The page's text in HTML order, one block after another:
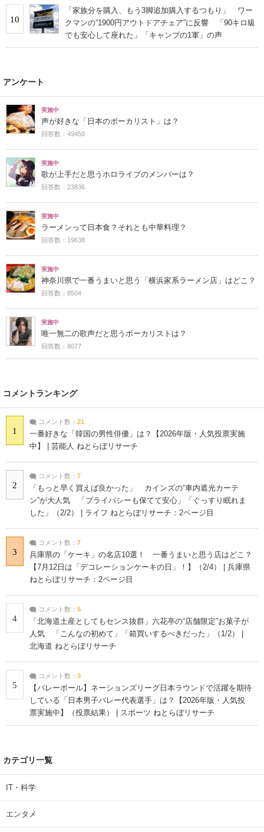
10
「家族分を購入、もう3脚追加購入するつもり」 ワー
クマンの“1900円アウトドアチェア”に反響 「90キロ級
でも安心して座れた」「キャンプの1軍」の声
アンケート
実施中
声が好きな「日本のボーカリスト」は？
回答数：49450
実施中
歌が上手だと思うホロライブのメンバーは？
回答数：23836
実施中
ラーメンって日本食？それとも中華料理？
回答数：19638
実施中
神奈川県で一番うまいと思う「横浜家系ラーメン店」はどこ？
回答数：8504
実施中
唯一無二の歌声だと思うボーカリストは？
回答数：8077
コメントランキング
1
コメント数： 21
一番好きな「韓国の男性俳優」は？【2026年版・人気投票実施
中】 | 芸能人 ねとらぼリサーチ
2
コメント数： 7
「もっと早く買えば良かった」 カインズの“車内遮光カーテ
ン”が大人気 「プライバシーも保てて安心」「ぐっすり眠れま
した」（2/2） | ライフ ねとらぼリサーチ：2ページ目
3
コメント数： 7
兵庫県の「ケーキ」の名店10選！ 一番うまいと思う店はどこ？
【7月12日は「デコレーションケーキの日」！】（2/4） | 兵庫県
ねとらぼリサーチ：2ページ目
4
コメント数： 5
「北海道土産としてもセンス抜群」六花亭の“店舗限定”お菓子が
人気 「こんなの初めて」「箱買いするべきだった」（1/2） |
北海道 ねとらぼリサーチ
5
コメント数： 3
【バレーボール】ネーションズリーグ日本ラウンドで活躍を期待
している「日本男子バレー代表選手」は？【2026年版・人気投
票実施中】（投票結果） | スポーツ ねとらぼリサーチ
カテゴリ一覧
IT・科学
エンタメ